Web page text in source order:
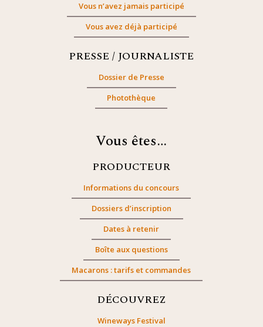
Vous n’avez jamais participé
Vous avez déjà participé
PRESSE / JOURNALISTE
Dossier de Presse
Photothèque
Vous êtes…
PRODUCTEUR
Informations du concours
Dossiers d’inscription
Dates à retenir
Boîte aux questions
Macarons : tarifs et commandes
DÉCOUVREZ
Wineways Festival